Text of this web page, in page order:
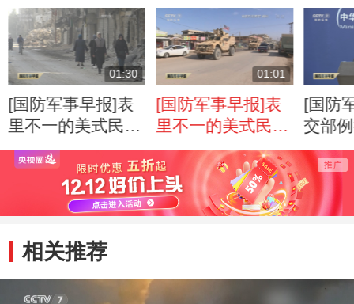
01:30
[国防军事早报]表
里不一的美式民主
美媒再度披露美军
在叙利亚杀害平民
01:01
[国防军事早报]表
里不一的美式民主
叙利亚媒体：美军
射杀3名叙平民
[国防
交部
美“民
其民
面目
相关推荐